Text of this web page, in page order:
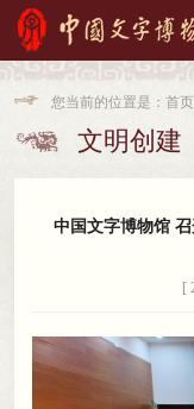
 文明创建
 您当前的位置是： 首页
中国文字博物馆
[